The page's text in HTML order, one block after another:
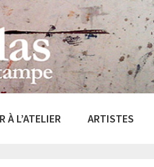
À L’ATELIER ARTISTES